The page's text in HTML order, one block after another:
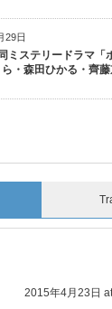
29日
ミステリードラマ
・森田ひかる・齊
2015年4月23日